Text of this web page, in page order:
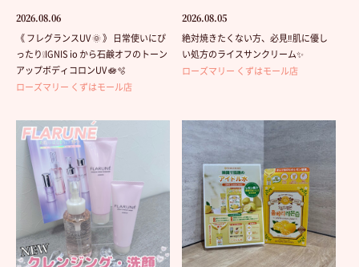
2026.08.06
《 フレグランスUV 🌞 》 日常使いにぴ
ったり❕IGNIS io から石鹸オフのトーン
アップボディコロンUV 🪷🫧
ローズマリー くずはモール店
2026.08.05
絶対焼きたくない方、必見‼️肌に優し
い処方のライスサンクリーム✨
ローズマリー くずはモール店